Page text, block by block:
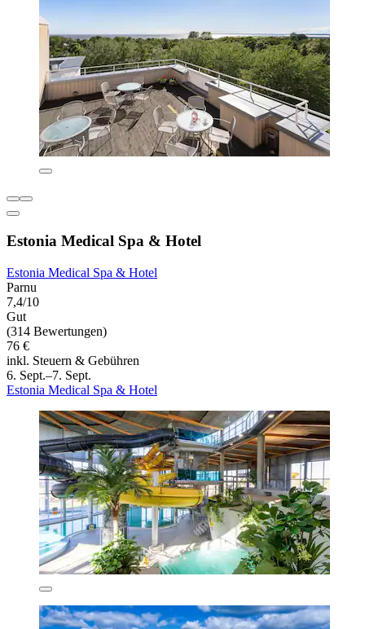
Estonia Medical Spa & Hotel
Estonia Medical Spa & Hotel
Parnu
7,4/10
Gut
(314 Bewertungen)
76 €
inkl. Steuern & Gebühren
6. Sept.–7. Sept.
Estonia Medical Spa & Hotel